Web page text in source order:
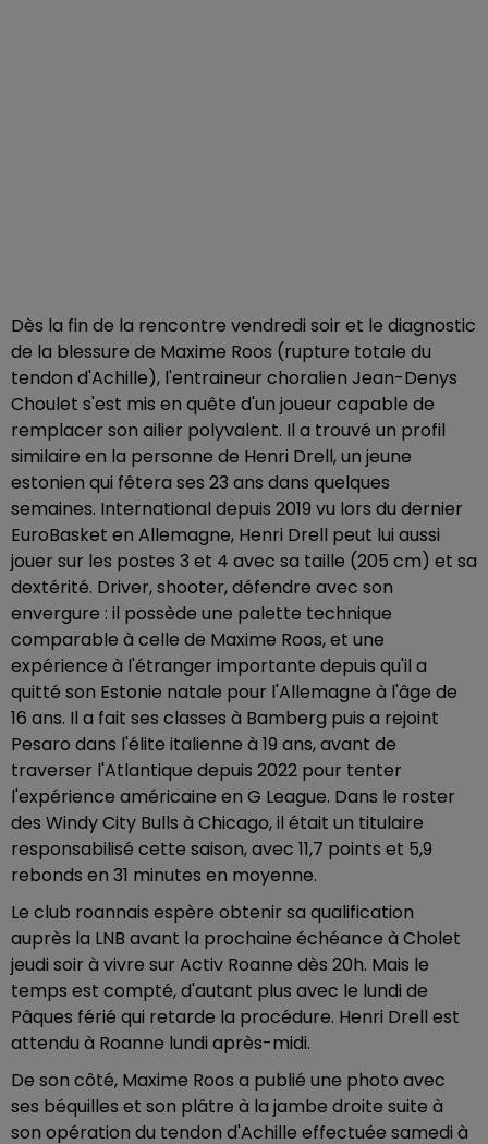
Dès la fin de la rencontre vendredi soir et le diagnostic
de la blessure de Maxime Roos (rupture totale du
tendon d'Achille), l'entraineur choralien Jean-Denys
Choulet s'est mis en quête d'un joueur capable de
remplacer son ailier polyvalent. Il a trouvé un profil
similaire en la personne de Henri Drell, un jeune
estonien qui fêtera ses 23 ans dans quelques
semaines. International depuis 2019 vu lors du dernier
EuroBasket en Allemagne, Henri Drell peut lui aussi
jouer sur les postes 3 et 4 avec sa taille (205 cm) et sa
dextérité. Driver, shooter, défendre avec son
envergure : il possède une palette technique
comparable à celle de Maxime Roos, et une
expérience à l'étranger importante depuis qu'il a
quitté son Estonie natale pour l'Allemagne à l'âge de
16 ans. Il a fait ses classes à Bamberg puis a rejoint
Pesaro dans l'élite italienne à 19 ans, avant de
traverser l'Atlantique depuis 2022 pour tenter
l'expérience américaine en G League. Dans le roster
des Windy City Bulls à Chicago, il était un titulaire
responsabilisé cette saison, avec 11,7 points et 5,9
rebonds en 31 minutes en moyenne.
Le club roannais espère obtenir sa qualification
auprès la LNB avant la prochaine échéance à Cholet
jeudi soir à vivre sur Activ Roanne dès 20h. Mais le
temps est compté, d'autant plus avec le lundi de
Pâques férié qui retarde la procédure. Henri Drell est
attendu à Roanne lundi après-midi.
De son côté, Maxime Roos a publié une photo avec
ses béquilles et son plâtre à la jambe droite suite à
son opération du tendon d'Achille effectuée samedi à